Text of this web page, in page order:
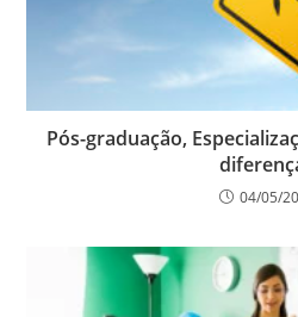
Pós-graduação,
04/05/